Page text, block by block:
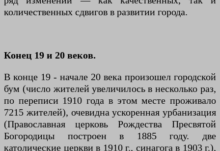
количественных сдвигов в развитии города.
Конец 19 и 20 веков.
В конце 19 - начале 20 века произошел городской
бум (число жителей увеличилось в несколько раз,
по переписи 1910 года в этом месте проживало
7215 жителей), очевидна ускоренная урбанизация
(Православная церковь Рождества Пресвятой
Богородицы построен в 1885 году. две
католические церкви в 1910 г., синагога в 1903 г.),